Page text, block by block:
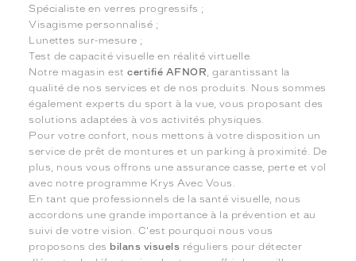
Spécialiste en verres progressifs ;
Visagisme personnalisé ;
Lunettes sur-mesure ;
Test de capacité visuelle en réalité virtuelle.
Notre magasin estcertifié AFNOR, garantissant la
qualité de nos services et de nos produits. Nous sommes
également experts du sport à la vue, vous proposant des
solutions adaptées à vos activités physiques.
Pour votre confort, nous mettons à votre disposition un
service de prêt de montures et un parking à proximité. De
plus, nous vous offrons une assurance casse, perte et vol
avec notre programme Krys Avec Vous.
En tant que professionnels de la santé visuelle, nous
accordons une grande importance à la prévention et au
suivi de votre vision. C'est pourquoi nous vous
proposons des bilans visuels réguliers pour détecter